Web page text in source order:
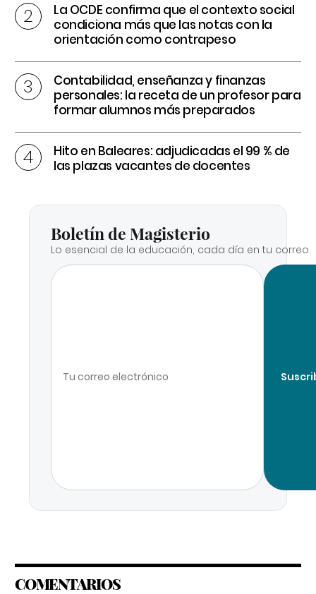
La OCDE confirma que el contexto social
condiciona más que las notas con la
orientación como contrapeso
Contabilidad, enseñanza y finanzas
personales: la receta de un profesor para
formar alumnos más preparados
Hito en Baleares: adjudicadas el 99 % de
las plazas vacantes de docentes
Boletín de Magisterio
Lo esencial de la educación, cada día en tu correo.
COMENTARIOS